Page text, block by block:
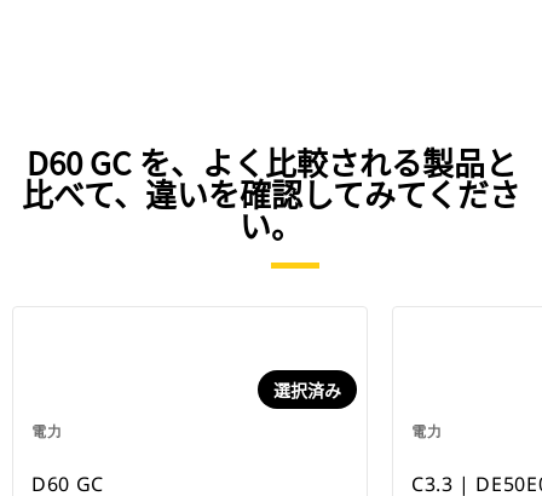
D60 GC を、よく比較される製品と
比べて、違いを確認してみてくださ
い。
電力
選択済み
D60 GC
電力
C3.3 |